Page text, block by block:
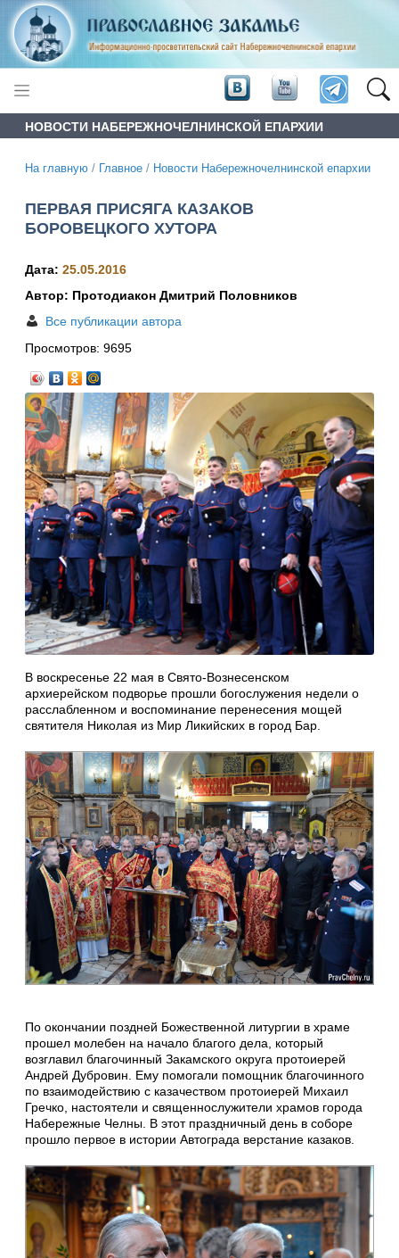
НОВОСТИ НАБЕРЕЖНОЧЕЛНИНСКОЙ ЕПАРХИИ
На главную / Главное / Новости Набережночелнинской епархии
ПЕРВАЯ ПРИСЯГА КАЗАКОВ
БОРОВЕЦКОГО ХУТОРА
Дата: 25.05.2016
Автор: Протодиакон Дмитрий Половников
Все публикации автора
Просмотров: 9695
В воскресенье 22 мая в Свято-Вознесенском
архиерейском подворье прошли богослужения недели о
расслабленном и воспоминание перенесения мощей
святителя Николая из Мир Ликийских в город Бар.
По окончании поздней Божественной литургии в храме
прошел молебен на начало благого дела, который
возглавил благочинный Закамского округа протоиерей
Андрей Дубровин. Ему помогали помощник благочинного
по взаимодействию с казачеством протоиерей Михаил
Гречко, настоятели и священнослужители храмов города
Набережные Челны. В этот праздничный день в соборе
прошло первое в истории Автограда верстание казаков.